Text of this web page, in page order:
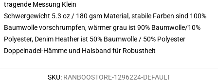
tragende Messung Klein
Schwergewicht 5.3 oz / 180 gsm Material, stabile Farben sind 100%
Baumwolle vorschrumpfen, wärmer grau ist 90% Baumwolle/10%
Polyester, Denim Heather ist 50% Baumwolle / 50% Polyester
Doppelnadel-Hämme und Halsband für Robustheit
SKU: RANBOOSTORE-1296224-DEFAULT